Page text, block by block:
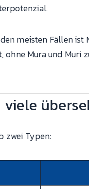
meisten Fällen
Mura und Muri
viele
zwei Typen: